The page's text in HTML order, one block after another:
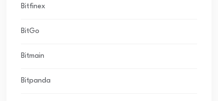
Bitfinex
BitGo
Bitmain
Bitpanda